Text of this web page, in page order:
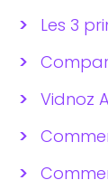
Les 3
Vidnoz